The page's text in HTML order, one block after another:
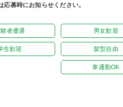
募時にお知らせください。
者優遇 男女歓迎
生歓迎 髪型自由
車通勤OK